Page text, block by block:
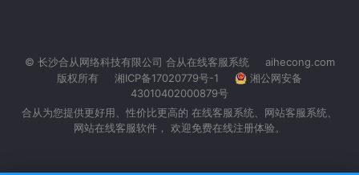
© 长沙合从网络科技有限公司 合从在线客服系统
aihecong.com
版权所有
湘ICP备17020779号-1
湘公网安备
43010402000879号
合从为您提供更好用、性价比更高的 在线客服系统、 网站客服系统
网站在线客服软件， 欢迎免费在线注册体验。